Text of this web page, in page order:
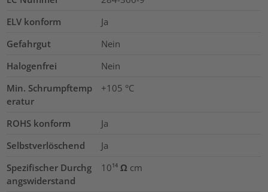
ELV konform
Ja
Gefahrgut
Nein
Halogenfrei
Nein
Min. Schrumpftemp
eratur
+105 °C
ROHS konform
Ja
Selbstverlöschend
Ja
Spezifischer Durchg
angswiderstand
10¹⁴ Ω cm